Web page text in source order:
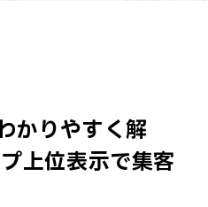
かりやすく解
上位表示で集客